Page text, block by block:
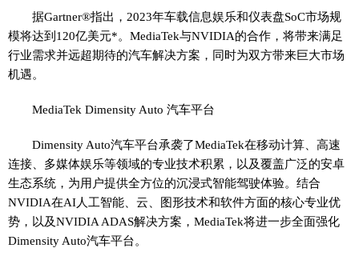
据Gartner®指出，2023年车载信息娱乐和仪表盘SoC市场规
模将达到120亿美元*。MediaTek与NVIDIA的合作，将带来满足
行业需求并远超期待的汽车解决方案，同时为双方带来巨大市场
机遇。
MediaTek Dimensity Auto 汽车平台
Dimensity Auto汽车平台承袭了MediaTek在移动计算、高速
连接、多媒体娱乐等领域的专业技术积累，以及覆盖广泛的安卓
生态系统，为用户提供全方位的沉浸式智能驾驶体验。结合
NVIDIA在AI人工智能、云、图形技术和软件方面的核心专业优
势，以及NVIDIA ADAS解决方案，MediaTek将进一步全面强化
Dimensity Auto汽车平台。